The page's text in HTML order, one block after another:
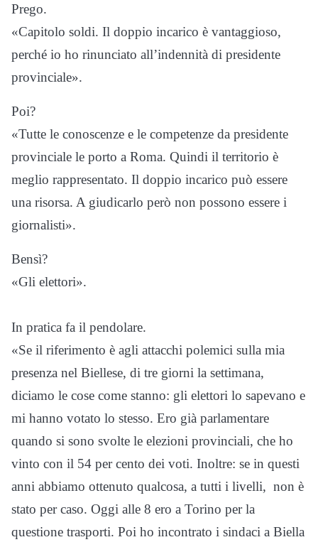
Prego.
«Capitolo soldi. Il doppio incarico è vantaggioso,
perché io ho rinunciato all’indennità di presidente
provinciale».
Poi?
«Tutte le conoscenze e le competenze da presidente
provinciale le porto a Roma. Quindi il territorio è
meglio rappresentato. Il doppio incarico può essere
una risorsa. A giudicarlo però non possono essere i
giornalisti».
Bensì?
«Gli elettori».
In pratica fa il pendolare.
«Se il riferimento è agli attacchi polemici sulla mia
presenza nel Biellese, di tre giorni la settimana,
diciamo le cose come stanno: gli elettori lo sapevano e
mi hanno votato lo stesso. Ero già parlamentare
quando si sono svolte le elezioni provinciali, che ho
vinto con il 54 per cento dei voti. Inoltre: se in questi
anni abbiamo ottenuto qualcosa, a tutti i livelli, non è
stato per caso. Oggi alle 8 ero a Torino per la
questione trasporti. Poi ho incontrato i sindaci a Biella